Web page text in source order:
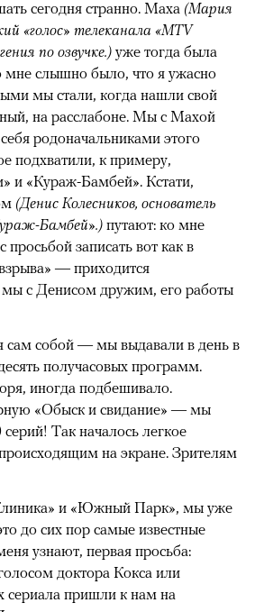
сегодня странно. Маха (Мария
«голос» телеканала «MTV
по озвучке.) уже тогда была
мне слышно было, что я ужасно
мы стали, когда нашли свой
на расслабоне. Мы с Махой
родоначальниками этого
подхватили, к примеру,
и «Кураж-Бамбей». Кстати,
(Денис Колесников, основатель
Бамбей».) путают: ко мне
просьбой записать вот как в
— приходится
мы с Денисом дружим, его работы
сам собой — мы выдавали в день в
получасовых программ.
иногда подбешивало.
«Обыск и свидание» — мы
Так началось легкое
на экране. Зрителям
и «Южный Парк», мы уже
до сих пор самые известные
узнают, первая просьба:
доктора Кокса или
сериала пришли к нам на